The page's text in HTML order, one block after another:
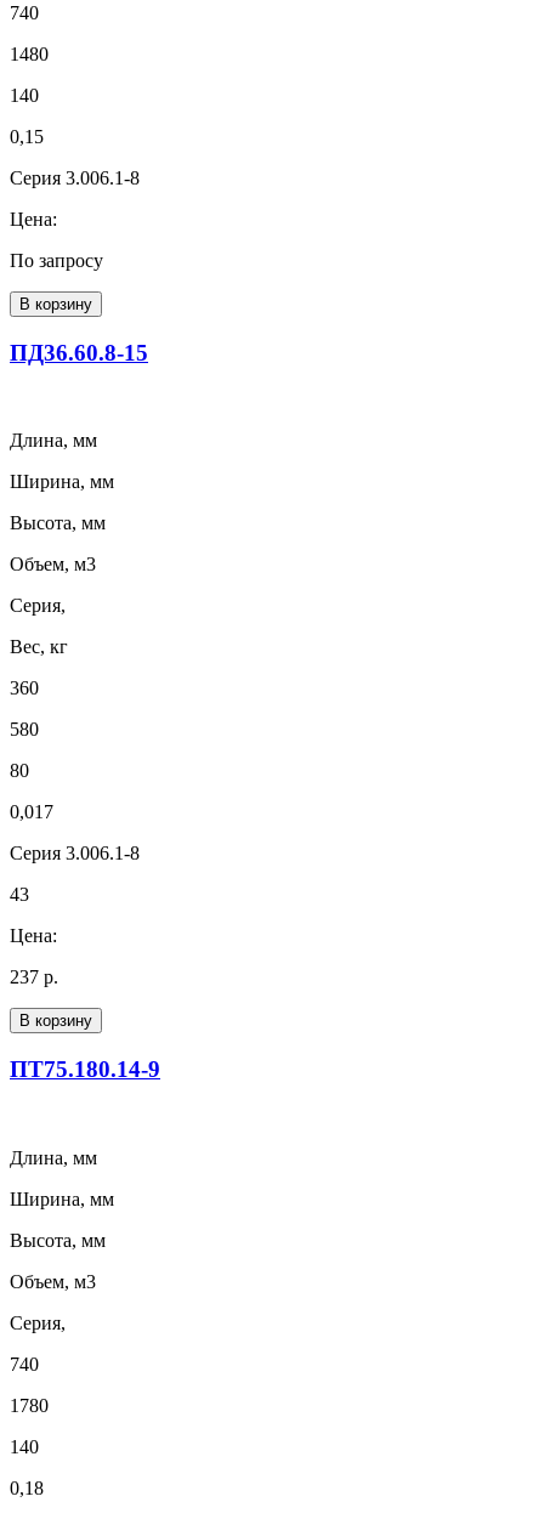
740
1480
140
0,15
Серия 3.006.1-8
Цена:
По запросу
В корзину
ПД36.60.8-15
Длина, мм
Ширина, мм
Высота, мм
Объем, м3
Серия,
Вес, кг
360
580
80
0,017
Серия 3.006.1-8
43
Цена:
237 р.
В корзину
ПТ75.180.14-9
Длина, мм
Ширина, мм
Высота, мм
Объем, м3
Серия,
740
1780
140
0,18